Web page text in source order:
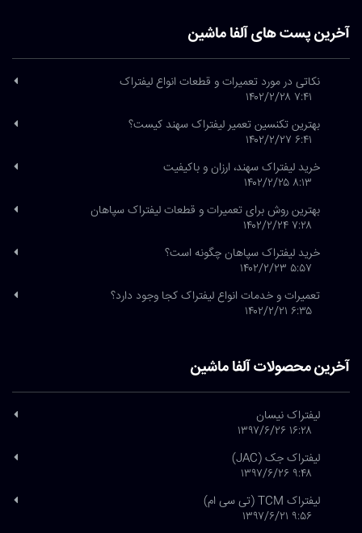
آخرین پست های آلفا ماشین
نکاتی در مورد تعمیرات و قطعات انواع لیفتراک
۷:۴۱ ۱۴۰۲/۲/۲۸
بهترین تکنسین تعمیر لیفتراک سهند کیست؟
۶:۴۱ ۱۴۰۲/۲/۲۷
خرید لیفتراک سهند، ارزان و باکیفیت
۸:۱۳ ۱۴۰۲/۲/۲۵
بهترین روش برای تعمیرات و قطعات لیفتراک سپاهان
۷:۲۸ ۱۴۰۲/۲/۲۴
خرید لیفتراک سپاهان چگونه است؟
۵:۵۷ ۱۴۰۲/۲/۲۳
تعمیرات و خدمات انواع لیفتراک کجا وجود دارد؟
۶:۳۵ ۱۴۰۲/۲/۲۱
آخرین محصولات آلفا ماشین
لیفتراک نیسان
۱۶:۲۸ ۱۳۹۷/۶/۲۶
لیفتراک جک (JAC)
۹:۴۸ ۱۳۹۷/۶/۲۶
لیفتراک TCM (تی سی ام)
۹:۵۶ ۱۳۹۷/۶/۲۱